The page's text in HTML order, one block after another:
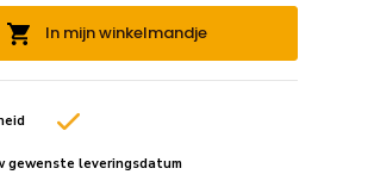
In mijn winkelmandje
gewenste leveringsdatum